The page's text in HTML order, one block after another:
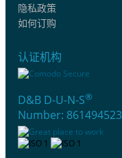
隐私政策
如何订购
认证机构
D&B D-U-N-S®
Number: 861494523